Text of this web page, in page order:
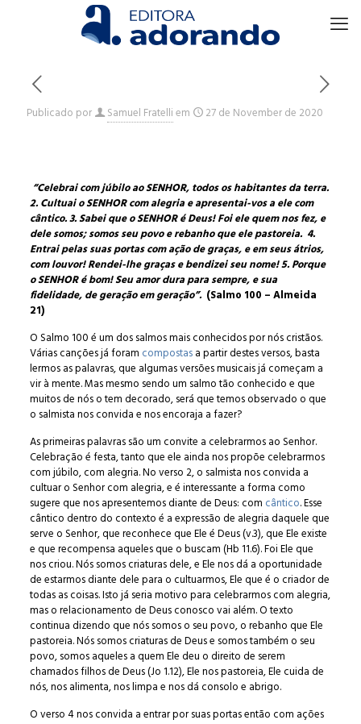
Publicado por Samuel Fratelliem 27 de November de 2020
“Celebrai com júbilo ao SENHOR, todos os habitantes da terra.
2. Cultuai o SENHOR com alegria e apresentai-vos a ele com
cântico.3. Sabei que o SENHOR é Deus! Foi ele quem nos fez, e
dele somos; somos seu povo e rebanho que ele pastoreia. 4.
Entrai pelas suas portas com ação de graças, e em seus átrios,
com louvor! Rendei-lhe graças e bendizei seu nome!5. Porque
o SENHOR é bom! Seu amor dura para sempre, e sua
fidelidade, de geração em geração”. (Salmo 100 – Almeida
21)
O Salmo 100 é um dos salmos mais conhecidos por nós cristãos.
Várias canções já foram compostasa partir destes versos, basta
lermos as palavras, que algumas versões musicais já começam a
vir à mente. Mas mesmo sendo um salmo tão conhecido e que
muitos de nós o tem decorado, será que temos observado o que
o salmista nos convida e nos encoraja a fazer?
As primeiras palavras são um convite a celebrarmos ao Senhor.
Celebração é festa, tanto que ele ainda nos propõe celebrarmos
com júbilo, com alegria. No verso 2, o salmista nos convida a
cultuar o Senhor com alegria, e é interessante a forma como
sugere que nos apresentemos diante de Deus: com cântico. Esse
cântico dentro do contexto é a expressão de alegria daquele que
serve o Senhor, que reconhece que Ele é Deus (v.3), que Ele existe
e que recompensa aqueles que o buscam (Hb 11.6). Foi Ele que
nos criou. Nós somos criaturas dele, e Ele nos dá a oportunidade
de estarmos diante dele para o cultuarmos, Ele que é o criador de
todas as coisas. Isto já seria motivo para celebrarmos com alegria,
mas o relacionamento de Deus conosco vai além. O texto
continua dizendo que nós somos o seu povo, o rebanho que Ele
pastoreia. Nós somos criaturas de Deus e somos também o seu
povo, somos aqueles a quem Ele deu o direito de serem
chamados filhos de Deus (Jo 1.12), Ele nos pastoreia, Ele cuida de
nós, nos alimenta, nos limpa e nos dá consolo e abrigo.
O verso 4 nos convida a entrar por suas portas então com ações